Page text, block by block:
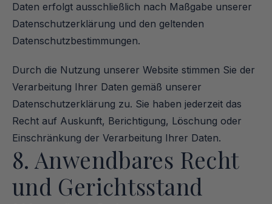
Daten erfolgt ausschließlich nach Maßgabe unserer
Datenschutzerklärung und den geltenden
Datenschutzbestimmungen.
Durch die Nutzung unserer Website stimmen Sie der
Verarbeitung Ihrer Daten gemäß unserer
Datenschutzerklärung zu. Sie haben jederzeit das
Recht auf Auskunft, Berichtigung, Löschung oder
Einschränkung der Verarbeitung Ihrer Daten.
8. Anwendbares Recht
und Gerichtsstand